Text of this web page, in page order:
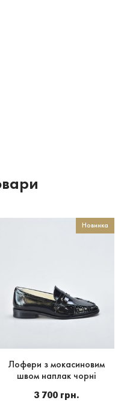
Новинка
Лофери з мокасиновим
швом наплак чорні
3 700 грн.